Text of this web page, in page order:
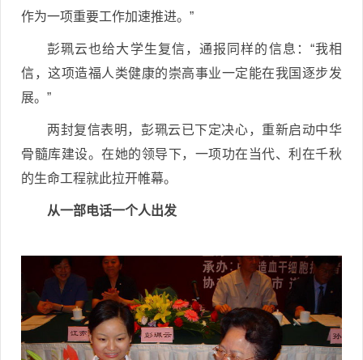
作为一项重要工作加速推进。”
彭珮云也给大学生复信，通报同样的信息：“我相
信，这项造福人类健康的崇高事业一定能在我国逐步发
展。”
两封复信表明，彭珮云已下定决心，重新启动中华
骨髓库建设。在她的领导下，一项功在当代、利在千秋
的生命工程就此拉开帷幕。
从一部电话一个人出发